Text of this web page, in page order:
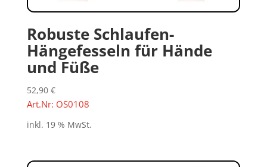
Robuste Schlaufen-
Hängefesseln für Hände
und Füße
52,90 €
Art.Nr: OS0108
inkl. 19 % MwSt.